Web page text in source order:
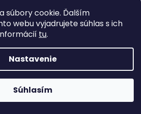
súbory cookie. Ďalším
webu vyjadrujete súhlas s ich
tu.
Nastavenie
Súhlasím